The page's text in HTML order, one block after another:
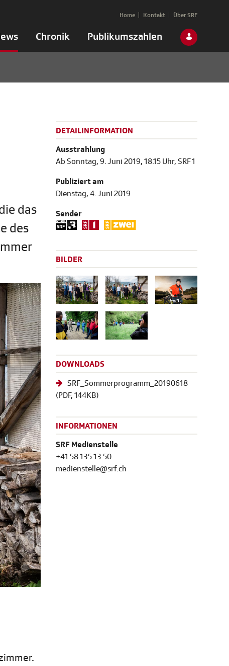
Chronik Publikumszahlen
Home Kontakt Über SRF
das
des
DETAILINFORMATION
Ausstrahlung
Ab Sonntag, 9. Juni 2019, 18.15 Uhr, SRF 1
Publiziert am
Dienstag, 4. Juni 2019
Sender
BILDER
DOWNLOADS
SRF_Sommerprogramm_20190618
(PDF, 144KB)
INFORMATIONEN
SRF Medienstelle
+41 58 135 13 50
medienstelle@srf.ch